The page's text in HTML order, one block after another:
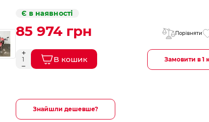
Є в наявності
85 974 грн Порівняти
В кошик Замовити в 1
Знайшли дешевше?